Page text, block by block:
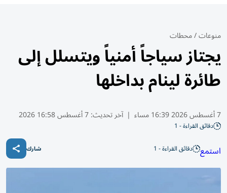
منوعات/محطات
يجتاز سياجاً أمنياً ويتسلل إلى
طائرة لينام بداخلها
7 أغسطس 2026 16:39 مساء | آخر تحديث:7 أغسطس 16:58 2026
دقائق القراءة - 1
استمع دقائق القراءة - 1 شارك